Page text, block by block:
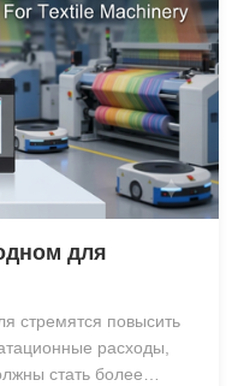
для
стремятся повысить
расходы,
стать более